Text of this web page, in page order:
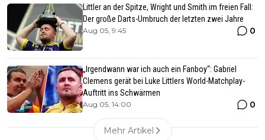
Littler an der Spitze, Wright und Smith im freien Fall:
Der große Darts-Umbruch der letzten zwei Jahre
Aug 05, 9:45 0
„Irgendwann war ich auch ein Fanboy“: Gabriel
Clemens gerät bei Luke Littlers World-Matchplay-
Auftritt ins Schwärmen
Aug 05, 14:00 0
Mehr Artikel